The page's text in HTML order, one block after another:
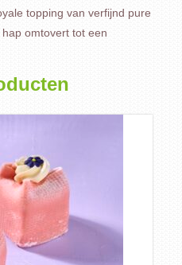
topping van verfijnd pure
omtovert tot een